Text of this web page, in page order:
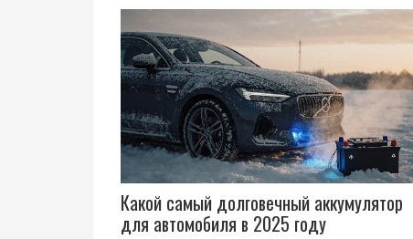
Какой самый долговечный аккумулятор
для автомобиля в 2025 году